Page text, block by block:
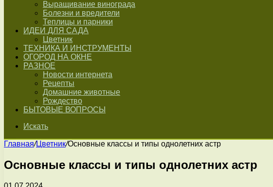
Выращивание винограда
Болезни и вредители
Теплицы и парники
ИДЕИ ДЛЯ САДА
Цветник
ТЕХНИКА И ИНСТРУМЕНТЫ
ОГОРОД НА ОКНЕ
РАЗНОЕ
Новости интернета
Рецепты
Домашние животные
Рождество
БЫТОВЫЕ ВОПРОСЫ
Искать
Главная/Цветник/Основные классы и типы однолетних астр
Основные классы и типы однолетних астр